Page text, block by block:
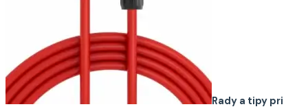
Rady a tipy pri